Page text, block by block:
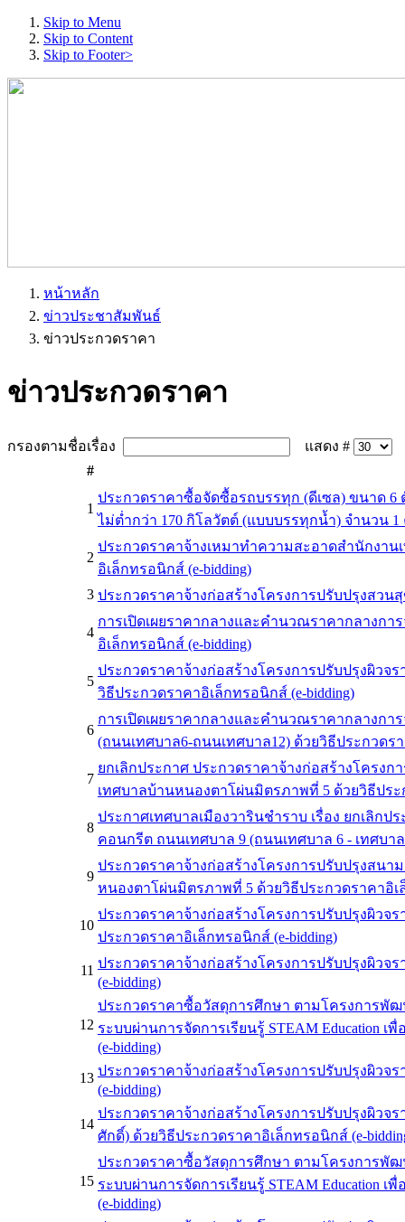
Skip to Menu
Skip to Content
Skip to Footer>
หน้าหลัก
ข่าวประชาสัมพันธ์
ข่าวประกวดราคา
ข่าวประกวดราคา
กรองตามชื่อเรื่อง
แสดง #
#
1
ประกวดราคาซื้อจัดซื้อรถบรรทุก (ดีเซล) ขนาด 6
ไม่ต่ำกว่า 170 กิโลวัตต์ (แบบบรรทุกน้ำ) จำนวน
2
ประกวดราคาจ้างเหมาทำความสะอาดสำนักงาน
อิเล็กทรอนิกส์ (e-bidding)
3 ประกวดราคาจ้างก่อสร้างโครงการปรับปรุงสวน
4
การเปิดเผยราคากลางและคำนวณราคากลางกา
อิเล็กทรอนิกส์ (e-bidding)
5
ประกวดราคาจ้างก่อสร้างโครงการปรับปรุงผิว
วิธีประกวดราคาอิเล็กทรอนิกส์ (e-bidding)
6
การเปิดเผยราคากลางและคำนวณราคากลางก
(ถนนเทศบาล6-ถนนเทศบาล12) ด้วยวิธีประกวดร
7
ยกเลิกประกาศ ประกวดราคาจ้างก่อสร้างโครงก
เทศบาลบ้านหนองตาโผ่นมิตรภาพที่ 5 ด้วยวิธีประ
8
ประกาศเทศบาลเมืองวารินชำราบ เรื่อง ยกเลิก
คอนกรีต ถนนเทศบาล 9 (ถนนเทศบาล 6 - เทศบา
9
ประกวดราคาจ้างก่อสร้างโครงการปรับปรุงสนา
หนองตาโผ่นมิตรภาพที่ 5 ด้วยวิธีประกวดราคาอิเ
10
ประกวดราคาจ้างก่อสร้างโครงการปรับปรุงผิวจ
ประกวดราคาอิเล็กทรอนิกส์ (e-bidding)
11 ประกวดราคาจ้างก่อสร้างโครงการปรับปรุงผิว
(e-bidding)
12
ประกวดราคาซื้อวัสดุการศึกษา ตามโครงการพั
ระบบผ่านการจัดการเรียนรู้ STEAM Education
(e-bidding)
13 ประกวดราคาจ้างก่อสร้างโครงการปรับปรุงผิว
(e-bidding)
14
ประกวดราคาจ้างก่อสร้างโครงการปรับปรุงผิว
ศักดิ์) ด้วยวิธีประกวดราคาอิเล็กทรอนิกส์ (e-
15
ประกวดราคาซื้อวัสดุการศึกษา ตามโครงการพั
ระบบผ่านการจัดการเรียนรู้ STEAM Education
(e-bidding)